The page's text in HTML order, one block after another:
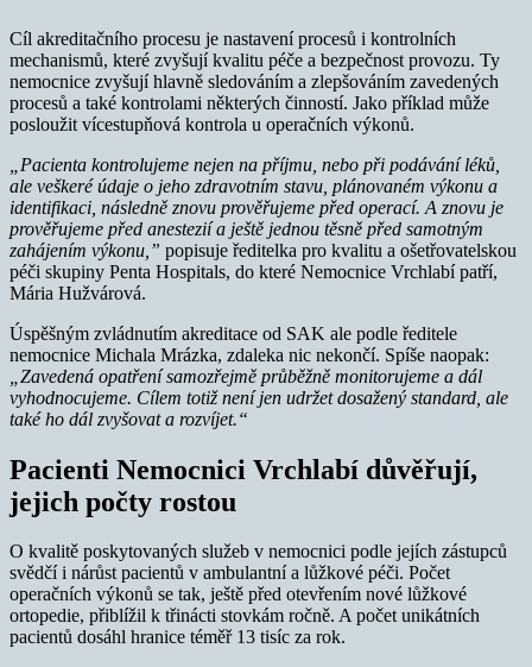
Cíl akreditačního procesu je nastavení procesů i kontrolních
mechanismů, které zvyšují kvalitu péče a bezpečnost provozu. Ty
nemocnice zvyšují hlavně sledováním a zlepšováním zavedených
procesů a také kontrolami některých činností. Jako příklad může
posloužit vícestupňová kontrola u operačních výkonů.
„Pacienta kontrolujeme nejen na příjmu, nebo při podávání léků,
ale veškeré údaje o jeho zdravotním stavu, plánovaném výkonu a
identifikaci, následně znovu prověřujeme před operací. A znovu je
prověřujeme před anestezií a ještě jednou těsně před samotným
zahájením výkonu,” popisuje ředitelka pro kvalitu a ošetřovatelskou
péči skupiny Penta Hospitals, do které Nemocnice Vrchlabí patří,
Mária Hužvárová.
Úspěšným zvládnutím akreditace od SAK ale podle ředitele
nemocnice Michala Mrázka, zdaleka nic nekončí. Spíše naopak:
„Zavedená opatření samozřejmě průběžně monitorujeme a dál
vyhodnocujeme. Cílem totiž není jen udržet dosažený standard, ale
také ho dál zvyšovat a rozvíjet.“
Pacienti Nemocnici Vrchlabí důvěřují,
jejich počty rostou
O kvalitě poskytovaných služeb v nemocnici podle jejích zástupců
svědčí i nárůst pacientů v ambulantní a lůžkové péči. Počet
operačních výkonů se tak, ještě před otevřením nové lůžkové
ortopedie, přiblížil k třinácti stovkám ročně. A počet unikátních
pacientů dosáhl hranice téměř 13 tisíc za rok.